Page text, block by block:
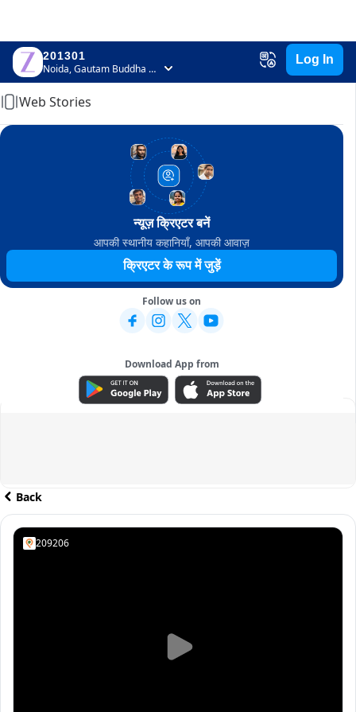
201301
Noida, Gautam Buddha Nagar, Uttar Pradesh
Log In
Home
Web Stories
न्यूज़ क्रिएटर बनें
आपकी स्थानीय कहानियाँ, आपकी आवाज़
क्रिएटर के रूप में जुड़ें
Follow us on
Download App from
ADVERTISEMENT
Back
209206